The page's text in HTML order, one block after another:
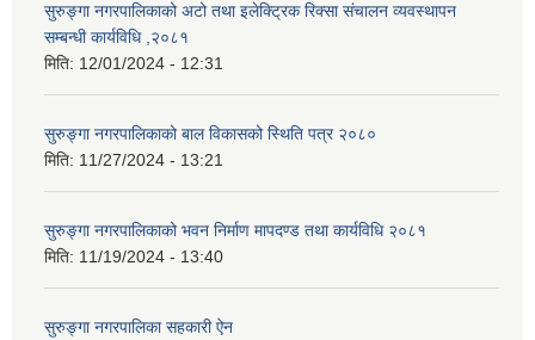
सुरुङ्गा नगरपालिकाको अटो तथा इलेक्ट्रिक रिक्सा संचालन व्यवस्थापन
सम्बन्धी कार्यविधि ,२०८१
मिति: 12/01/2024 - 12:31
सुरुङ्गा नगरपालिकाको बाल विकासको स्थिति पत्र २०८०
मिति: 11/27/2024 - 13:21
सुरुङ्गा नगरपालिकाको भवन निर्माण मापदण्ड तथा कार्यविधि २०८१
मिति: 11/19/2024 - 13:40
सुरुङ्गा नगरपालिका सहकारी ऐन